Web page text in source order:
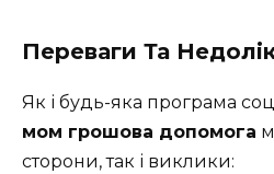
Переваги Та
Як і будь-яка програма
мом грошова допомога
сторони, так і виклики: